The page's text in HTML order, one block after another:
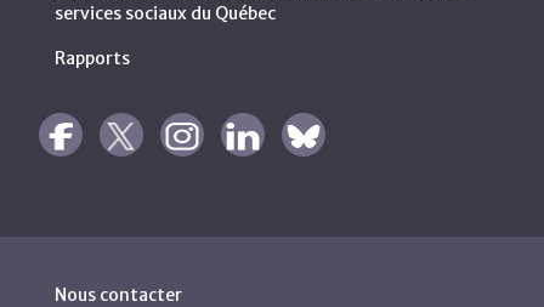
services sociaux du Québec
Rapports
Nous contacter